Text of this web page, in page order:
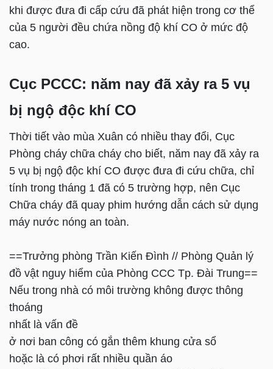
khi được đưa đi cấp cứu đã phát hiện trong cơ thể
của 5 người đều chứa nồng độ khí CO ở mức độ
cao.
Cục PCCC: năm nay đã xảy ra 5 vụ
bị ngộ độc khí CO
Thời tiết vào mùa Xuân có nhiều thay đổi, Cục
Phòng cháy chữa cháy cho biết, năm nay đã xảy ra
5 vụ bị ngộ độc khí CO được đưa đi cứu chữa, chỉ
tính trong tháng 1 đã có 5 trường hợp, nên Cục
Chữa cháy đã quay phim hướng dẫn cách sử dụng
máy nước nóng an toàn.
==Trưởng phòng Trần Kiến Đình // Phòng Quản lý
đồ vật nguy hiểm của Phòng CCC Tp. Đài Trung==
Nếu trong nhà có môi trường không được thông
thoáng
nhất là vấn đề
ở nơi ban công có gắn thêm khung cửa sổ
hoặc là có phơi rất nhiều quần áo